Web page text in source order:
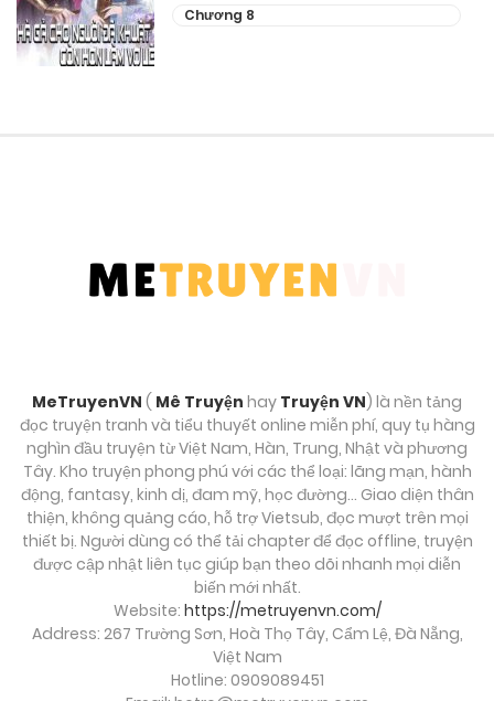
Chương 8
MeTruyenVN ( Mê Truyện hay Truyện VN) là nền tảng
đọc truyện tranh và tiểu thuyết online miễn phí, quy tụ hàng
nghìn đầu truyện từ Việt Nam, Hàn, Trung, Nhật và phương
Tây. Kho truyện phong phú với các thể loại: lãng mạn, hành
động, fantasy, kinh dị, đam mỹ, học đường… Giao diện thân
thiện, không quảng cáo, hỗ trợ Vietsub, đọc mượt trên mọi
thiết bị. Người dùng có thể tải chapter để đọc offline, truyện
được cập nhật liên tục giúp bạn theo dõi nhanh mọi diễn
biến mới nhất.
Website: https://metruyenvn.com/
Address: 267 Trường Sơn, Hoà Thọ Tây, Cẩm Lệ, Đà Nẵng,
Việt Nam
Hotline: 0909089451